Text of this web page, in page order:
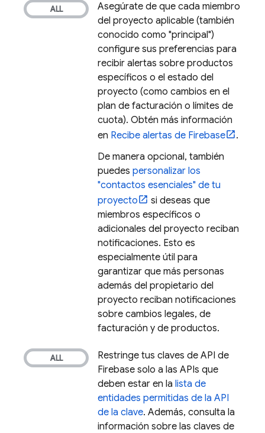
Asegúrate de que cada miembro
del proyecto aplicable (también
conocido como "principal")
configure sus preferencias para
recibir alertas sobre productos
específicos o el estado del
proyecto (como cambios en el
plan de facturación o límites de
cuota). Obtén más información
en Recibe alertas de Firebase
.
De manera opcional, también
puedes personalizar los
"contactos esenciales" de tu
proyecto
si deseas que
miembros específicos o
adicionales del proyecto reciban
notificaciones. Esto es
especialmente útil para
garantizar que más personas
además del propietario del
proyecto reciban notificaciones
sobre cambios legales, de
facturación y de productos.
Restringe tus claves de API de
Firebase solo a las APIs que
deben estar en la lista de
entidades permitidas de la API
de la clave. Además, consulta la
información sobre las claves de